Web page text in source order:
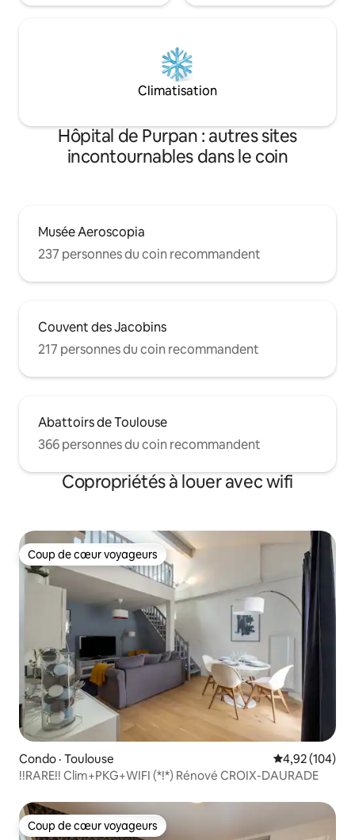
Climatisation
Hôpital de Purpan : autres sites
incontournables dans le coin
Musée Aeroscopia
237 personnes du coin recommandent
Couvent des Jacobins
217 personnes du coin recommandent
Abattoirs de Toulouse
366 personnes du coin recommandent
Copropriétés à louer avec wifi
Coup de cœur voyageurs
Coup de cœur voyageurs
Condo · Toulouse Note
4,92 (104)
!!RARE!! Clim+PKG+WIFI (*!*) Rénové CROIX-DAURADE
Coup de cœur voyageurs
Coup de cœur voyageurs